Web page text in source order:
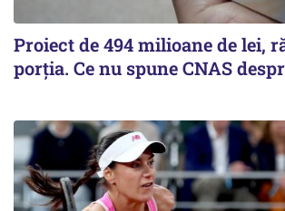
Proiect de 494 milioane de lei,
porția. Ce nu spune CNAS